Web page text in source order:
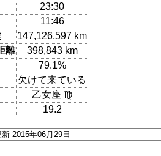
23:30
11:46
147,126,597 km
離
398,843 km
79.1%
欠けて来ている
乙女座 ♍
19.2
2015年06月29日